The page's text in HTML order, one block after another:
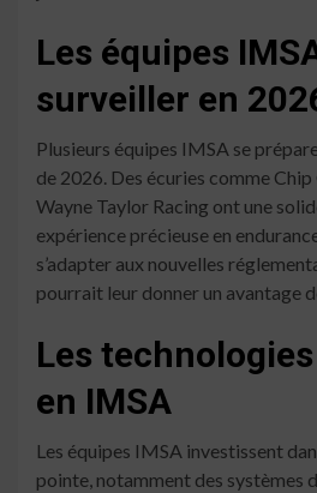
Les équipes
surveiller en
Plusieurs équipes IMSA se
de 2026. Des écuries comme
Wayne Taylor Racing ont une
expérience précieuse en
s’adapter aux nouvelles
pourrait leur donner un avantage
Les
en IMSA
Les équipes IMSA investissent
pointe, notamment des systèmes